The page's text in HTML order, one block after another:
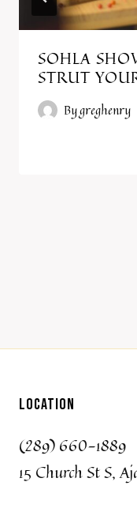
SOHLA
STRUT
Bygreghenry
LOCATION
(289) 660-1889
15 Church St S,